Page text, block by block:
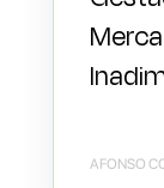
AFONSO